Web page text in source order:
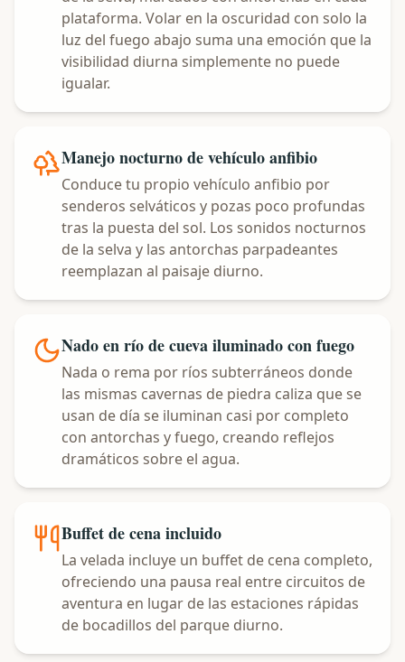
plataforma. Volar en la oscuridad con solo la
luz del fuego abajo suma una emoción que la
visibilidad diurna simplemente no puede
igualar.
Manejo nocturno de vehículo anfibio
Conduce tu propio vehículo anfibio por
senderos selváticos y pozas poco profundas
tras la puesta del sol. Los sonidos nocturnos
de la selva y las antorchas parpadeantes
reemplazan al paisaje diurno.
Nado en río de cueva iluminado con fuego
Nada o rema por ríos subterráneos donde
las mismas cavernas de piedra caliza que se
usan de día se iluminan casi por completo
con antorchas y fuego, creando reflejos
dramáticos sobre el agua.
Buffet de cena incluido
La velada incluye un buffet de cena completo,
ofreciendo una pausa real entre circuitos de
aventura en lugar de las estaciones rápidas
de bocadillos del parque diurno.